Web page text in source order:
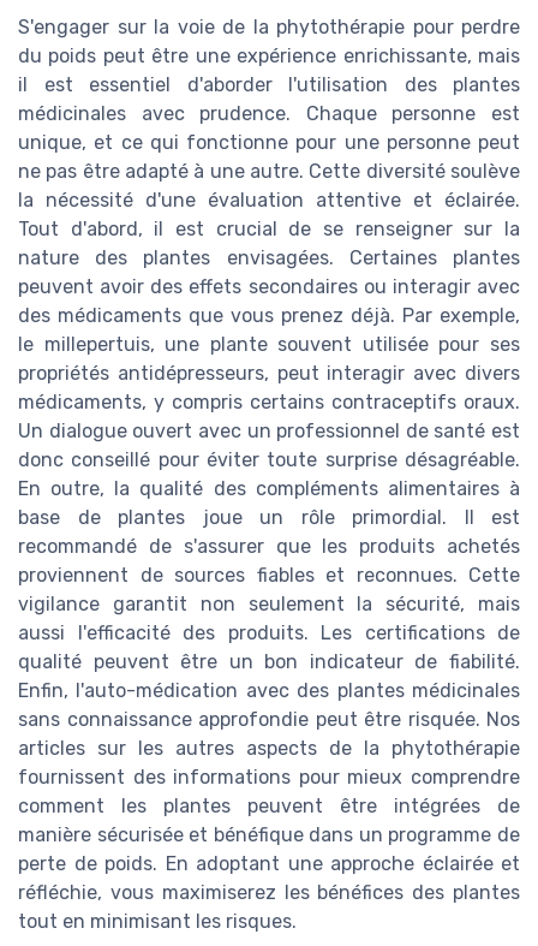
S'engager sur la voie de la phytothérapie pour perdre
du poids peut être une expérience enrichissante, mais
il est essentiel d'aborder l'utilisation des plantes
médicinales avec prudence. Chaque personne est
unique, et ce qui fonctionne pour une personne peut
ne pas être adapté à une autre. Cette diversité soulève
la nécessité d'une évaluation attentive et éclairée.
Tout d'abord, il est crucial de se renseigner sur la
nature des plantes envisagées. Certaines plantes
peuvent avoir des effets secondaires ou interagir avec
des médicaments que vous prenez déjà. Par exemple,
le millepertuis, une plante souvent utilisée pour ses
propriétés antidépresseurs, peut interagir avec divers
médicaments, y compris certains contraceptifs oraux.
Un dialogue ouvert avec un professionnel de santé est
donc conseillé pour éviter toute surprise désagréable.
En outre, la qualité des compléments alimentaires à
base de plantes joue un rôle primordial. Il est
recommandé de s'assurer que les produits achetés
proviennent de sources fiables et reconnues. Cette
vigilance garantit non seulement la sécurité, mais
aussi l'efficacité des produits. Les certifications de
qualité peuvent être un bon indicateur de fiabilité.
Enfin, l'auto-médication avec des plantes médicinales
sans connaissance approfondie peut être risquée. Nos
articles sur les autres aspects de la phytothérapie
fournissent des informations pour mieux comprendre
comment les plantes peuvent être intégrées de
manière sécurisée et bénéfique dans un programme de
perte de poids. En adoptant une approche éclairée et
réfléchie, vous maximiserez les bénéfices des plantes
tout en minimisant les risques.